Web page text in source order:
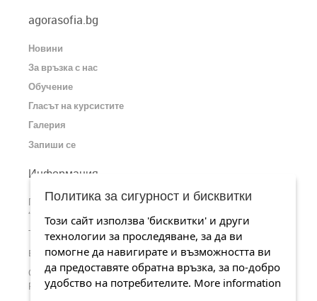
agorasofia.bg
Новини
За връзка с нас
Обучение
Гласът на курсистите
Галерия
Запиши се
Информация
Пишете ни или ни посетете на адрес: София, ул.
“Царибродска” 77, офис 3
Телефонен номер: 0884 526 419
Email:office@agorasofia.bg
Станете наши почитатели на страницата ни във Facebook
Разгледайте каналa ни вYouTube ╢
Политика за сигурност и бисквитки
Този сайт използва 'бисквитки' и други
технологии за проследяване, за да ви
помогне да навигирате и възможността ви
да предоставяте обратна връзка, за по-добро
удобство на потребителите. More information